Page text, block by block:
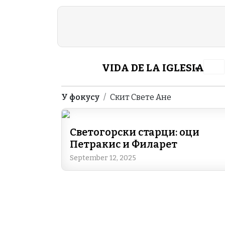
Skip to main content
Header Category
VIDA DE LA IGLESIA
Breadcrumb
У фокусу Скит Свете Ане
Светогорски старци: оци
Петракис и Филарет
September 12, 2025